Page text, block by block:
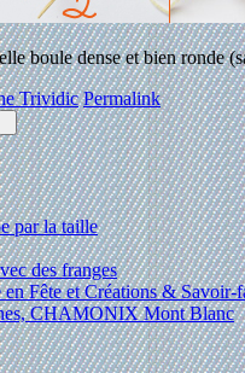
boule dense et bien ronde
Trividic Permalink
par la taille
des franges
Fête et Créations & Savoir-
CHAMONIX Mont Blanc